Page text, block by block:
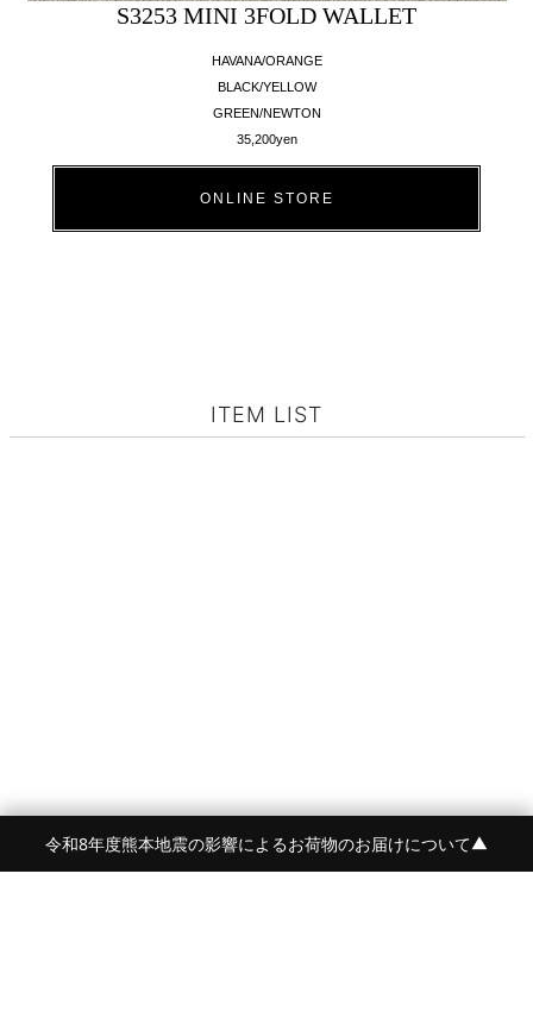
S3253 MINI 3FOLD WALLET
HAVANA/ORANGE
BLACK/YELLOW
GREEN/NEWTON
35,200yen
ONLINE STORE
ITEM LIST
令和8年度熊本地震の影響によるお荷物のお届けについて▼